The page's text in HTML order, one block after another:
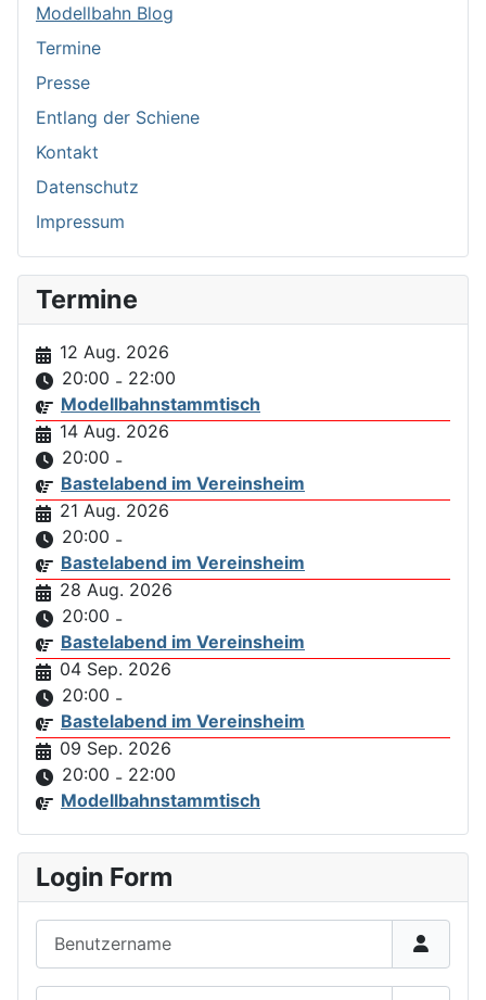
Modellbahn Blog
Termine
Presse
Entlang der Schiene
Kontakt
Datenschutz
Impressum
Termine
12 Aug. 2026
20:00 - 22:00
Modellbahnstammtisch
14 Aug. 2026
20:00 -
Bastelabend im Vereinsheim
21 Aug. 2026
20:00 -
Bastelabend im Vereinsheim
28 Aug. 2026
20:00 -
Bastelabend im Vereinsheim
04 Sep. 2026
20:00 -
Bastelabend im Vereinsheim
09 Sep. 2026
20:00 - 22:00
Modellbahnstammtisch
Login Form